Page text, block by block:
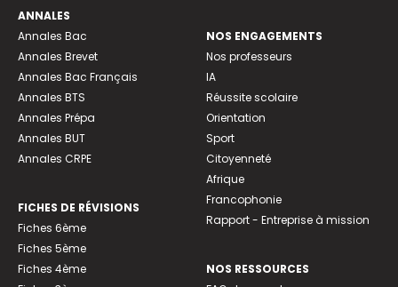
ANNALES
Annales Bac
Annales Brevet
Annales Bac Français
Annales BTS
Annales Prépa
Annales BUT
Annales CRPE
FICHES DE RÉVISIONS
Fiches 6ème
Fiches 5ème
Fiches 4ème
NOS ENGAGEMENTS
Nos professeurs
IA
Réussite scolaire
Orientation
Sport
Citoyenneté
Afrique
Francophonie
Rapport - Entreprise à mission
NOS RESSOURCES